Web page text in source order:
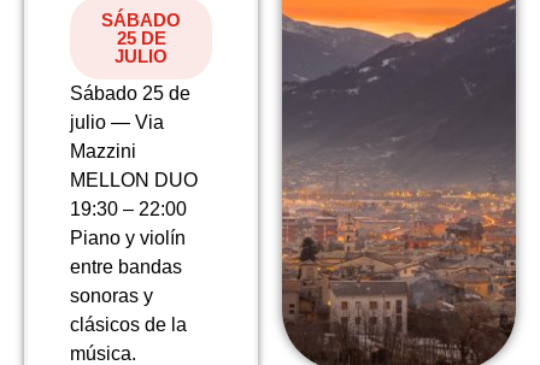
SÁBADO
25 DE
JULIO
Sábado 25 de
julio — Via
Mazzini
MELLON DUO
19:30 – 22:00
Piano y violín
entre bandas
sonoras y
clásicos de la
música.